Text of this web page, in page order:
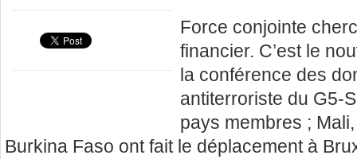
Force conjointe
financier. C’est le
la conférence des
antiterroriste du G5-
pays membres ;
Burkina Faso ont fait le déplacement à